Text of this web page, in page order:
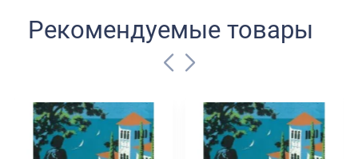
Рекомендуемые товары